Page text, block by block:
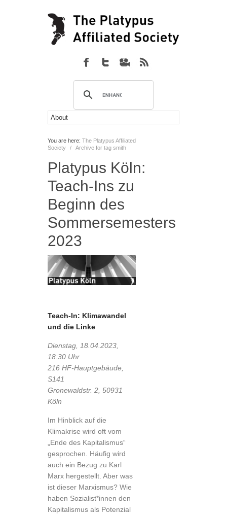
You are here: The Platypus Affiliated
Society
/ Archive for tag smith
Platypus Köln:
Teach-Ins zu
Beginn des
Sommersemesters
2023
Teach-In: Klimawandel
und die Linke
Dienstag, 18.04.2023,
18:30 Uhr
216 HF-Hauptgebäude,
S141
Gronewaldstr. 2, 50931
Köln
Im Hinblick auf die
Klimakrise wird oft vom
„Ende des Kapitalismus“
gesprochen. Häufig wird
auch ein Bezug zu Karl
Marx hergestellt. Aber was
ist dieser Marxismus? Wie
haben Sozialist*innen den
Kapitalismus als Potenzial